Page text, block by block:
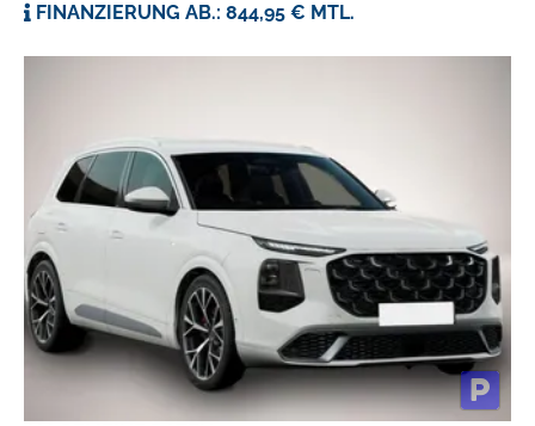
FINANZIERUNG AB.: 844,95 € MTL.